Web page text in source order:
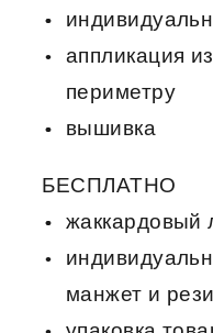
аппликация
периметру
вышивка
БЕСПЛАТНО
жаккардовый
манжет и